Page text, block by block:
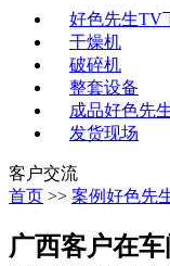
好色先生TV
干燥机
破碎机
整套设备
成品好色先
发货现场
客户交流
首页 >> 案例好色先
广西客户在